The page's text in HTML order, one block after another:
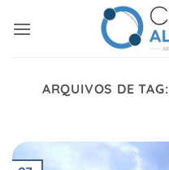
ARQUIVOS DE TAG: